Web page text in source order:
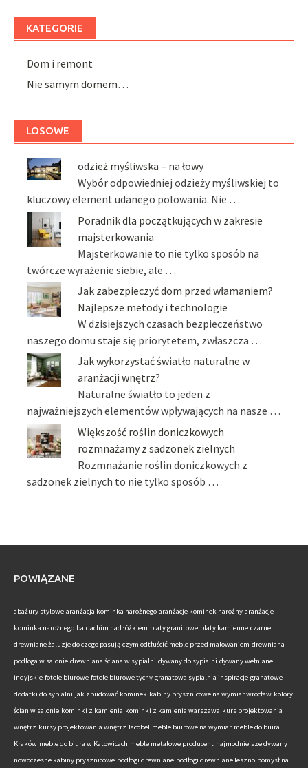
KATEGORIE
Dom i remont
Nie samym domem…
LOSOWE
odzież myśliwska – na łowy
Wybór odpowiedniej odzieży myśliwskiej to
kluczowy element udanego polowania. Nie …
Poradnik dla początkujących w zakresie
majsterkowania
Majsterkowanie to nie tylko sposób na
twórcze wyrażenie siebie, ale …
Jak zabezpieczyć dom przed włamaniem?
Najlepsze metody i technologie
W dzisiejszych czasach bezpieczeństwo
naszego domu staje się priorytetem, zwłaszcza …
Jak wykorzystać światło naturalne w
aranżacji wnętrz?
Naturalne światło to jeden z
najważniejszych elementów wpływających na nasze …
Większość roślin doniczkowych
rozmnażamy z sadzonek zielnych
Rozmnażanie roślin doniczkowych z
sadzonek zielnych to nie tylko sposób …
POWIĄZANE
abażury stylowe aranżacja kominka narożnego aranżacje kominek narożny aranżacje
kominka narożnego baldachim nad łóżkiem blaty granitowe blaty kamienne czarne
drewniane żaluzje do czego pasują czym odtłuścić meble przed malowaniem drewniana
podłoga w salonie drewniana ściana w sypialni dywany do sypialni dywany wełniane
indyjskie fotele biurowe fotele biurowe tychy granatowa sypialnia inspiracje granatowe
dodatki do sypialni jak zbudować kominek kabiny prysznicowe na wymiar wrocław kolory
ścian w salonie kominki z kamienia kominki z kamienia warszawa kurs projektowania
wnętrz kursy projektowania wnętrz lacobel meble biurowe na wymiar meble do biura
Kraków meble do biura w Katowicach meble metalowe producent najmodniejsze dywany
nowoczesne kabiny prysznicowe podłogi drewniane podłogi drewniane leszno pomysł na